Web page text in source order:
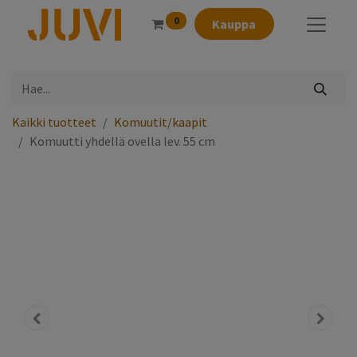
0 Kauppa
Kaikki tuotteet
Komuutit/kaapit
Komuutti yhdellä ovella lev. 55 cm